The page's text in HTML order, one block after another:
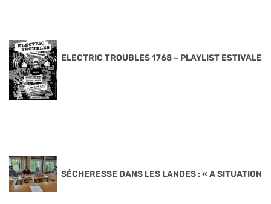
ELECTRIC TROUBLES 1768 – PLAYLIST ESTIVALE
SÉCHERESSE DANS LES LANDES : « A SITUATION